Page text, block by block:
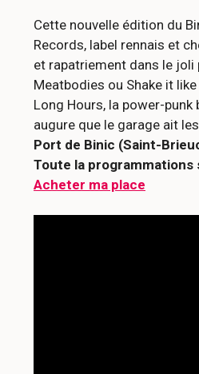
Cette nouvelle édition du
Records, label rennais et
et rapatriement dans le joli
Meatbodies ou Shake it
Long Hours, la power-
augure que le garage ait
Port de Binic (Saint-
Toute la
Acheter ma place